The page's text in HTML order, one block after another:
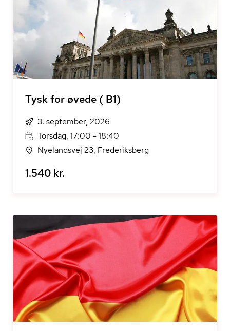
Tysk for øvede ( B1)
3. september, 2026
Torsdag, 17:00 - 18:40
Nyelandsvej 23, Frederiksberg
1.540 kr.